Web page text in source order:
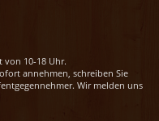
von 10-18 Uhr.
annehmen, schreiben Sie
Wir melden uns